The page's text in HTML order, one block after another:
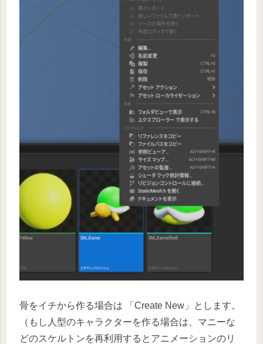
骨をイチから作る場合は 「Create New」とします。
（もし人型のキャラクターを作る場合は、マニーな
どのスケルトンを再利用するとアニメーションのリ